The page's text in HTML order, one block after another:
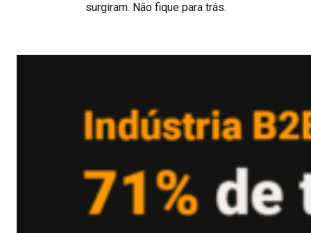
surgiram. Não fique para trás.